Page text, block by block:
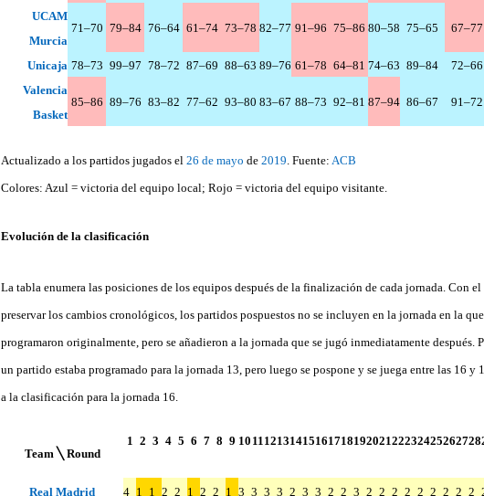
UCAM
Murcia
71–70 79–84 76–64 61–74 73–78 82–77 91–96 75–86 80–58 75–65 67–77
Unicaja 78–73 99–97 78–72 87–69 88–63 89–76 61–78 64–81 74–63 89–84 72–66
Valencia
Basket
85–86 89–76 83–82 77–62 93–80 83–67 88–73 92–81 87–94 86–67 91–72
Actualizado a los partidos jugados el 26 de mayo de 2019. Fuente: ACB
Colores: Azul = victoria del equipo local; Rojo = victoria del equipo visitante.
Evolución de la clasificación
La tabla enumera las posiciones de los equipos después de la finalización de cada jornada. Con
preservar los cambios cronológicos, los partidos pospuestos no se incluyen en la jornada en la
programaron originalmente, pero se añadieron a la jornada que se jugó inmediatamente después.
un partido estaba programado para la jornada 13, pero luego se pospone y se juega entre las 16 y
a la clasificación para la jornada 16.
Team ╲ Round
1 2 3 4 5 6 7 8 9 10 11 1213141516171819202122232425262728
Real Madrid 4 1 1 2 2 1 2 2 1 3 3 3 3 2 3 3 2 2 3 2 2 2 2 2 2 2 2 2